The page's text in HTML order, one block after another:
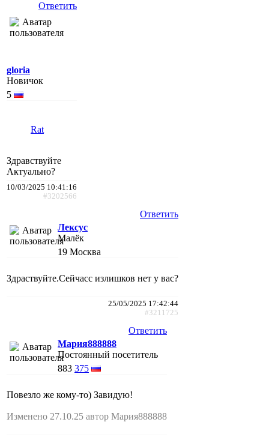
Ответить
gloria
Новичок
5
Rat
Здравствуйте
Актуально?
10/03/2025 10:41:16
#3202566
Ответить
Лексус
Малёк
19 Москва
Здраствуйте.Сейчасс излишков нет у вас?
25/05/2025 17:42:44
#3211725
Ответить
Мария888888
Постоянный посетитель
883 375
Повезло же кому-то) Завидую!
Изменено 27.10.25 автор Мария888888